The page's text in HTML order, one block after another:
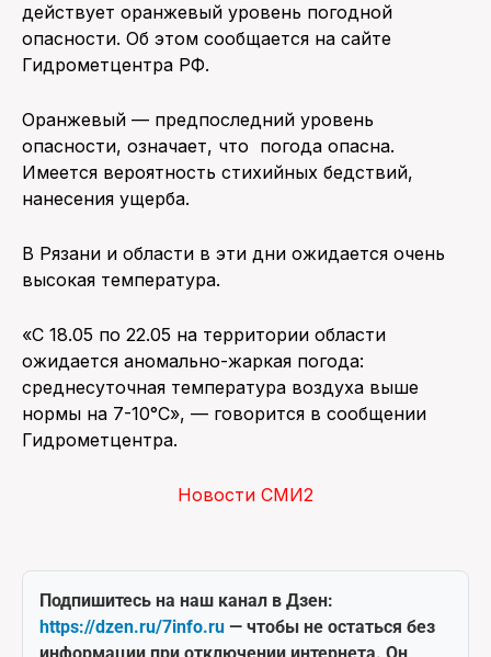
действует оранжевый уровень погодной
опасности. Об этом сообщается на сайте
Гидрометцентра РФ.
Оранжевый — предпоследний уровень
опасности, означает, что погода опасна.
Имеется вероятность стихийных бедствий,
нанесения ущерба.
В Рязани и области в эти дни ожидается очень
высокая температура.
«С 18.05 по 22.05 на территории области
ожидается аномально-жаркая погода:
среднесуточная температура воздуха выше
нормы на 7-10°С», — говорится в сообщении
Гидрометцентра.
Новости СМИ2
Подпишитесь на наш канал в Дзен:
https://dzen.ru/7info.ru — чтобы не остаться без